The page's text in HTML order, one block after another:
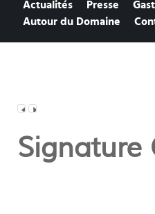
Actualités
Presse
Autour du Domaine
Signature